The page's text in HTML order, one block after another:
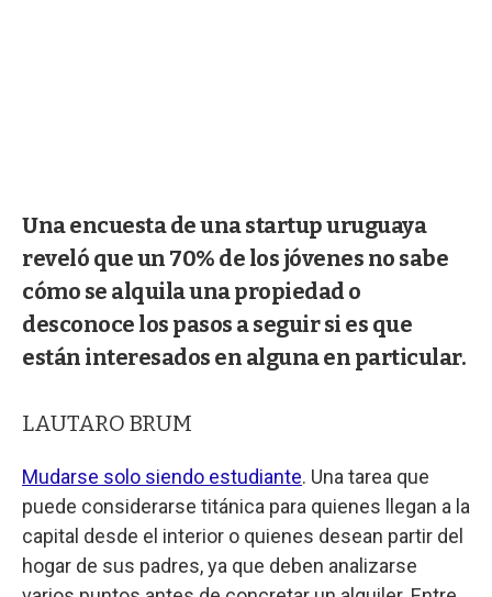
Una encuesta de una startup uruguaya
reveló que un 70% de los jóvenes no sabe
cómo se alquila una propiedad o
desconoce los pasos a seguir si es que
están interesados en alguna en particular.
LAUTARO BRUM
Mudarse solo siendo estudiante. Una tarea que
puede considerarse titánica para quienes llegan a la
capital desde el interior o quienes desean partir del
hogar de sus padres, ya que deben analizarse